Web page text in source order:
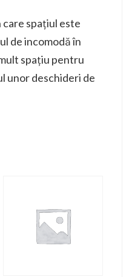
spațiul este
de incomodă în
spațiu pentru
unor deschideri de